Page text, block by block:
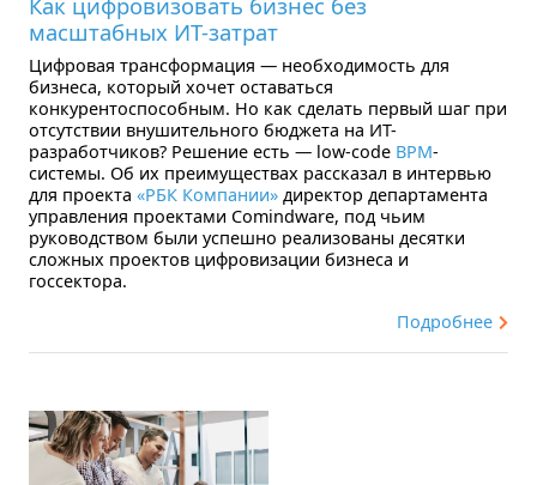
масштабных ИТ-затрат
Цифровая трансформация — необходимость для
бизнеса, который хочет оставаться
конкурентоспособным. Но как сделать первый шаг при
отсутствии внушительного бюджета на ИТ-
разработчиков? Решение есть — low-code BPM-
системы. Об их преимуществах рассказал в интервью
для проекта «РБК Компании» директор департамента
управления проектами Comindware, под чьим
руководством были успешно реализованы десятки
сложных проектов цифровизации бизнеса и
госсектора.
Подробнее